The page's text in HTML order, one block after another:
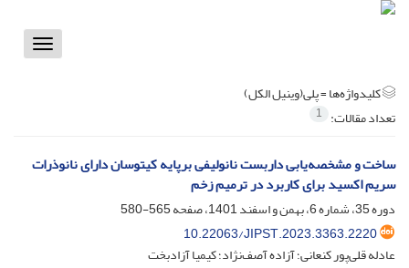
Toggle
کلیدواژه‌ها =پلی‌(وینیل الکل)
تعداد مقالات: 1
ساخت و مشخصه‌یابی داربست نانولیفی برپایه کیتوسان دارای نانوذرات
سریم اکسید برای کاربرد در ترمیم زخم
دوره 35، شماره 6، بهمن و اسفند 1401، صفحه
565-580
10.22063/JIPST.2023.3363.2220
عادله قلی‌پور کنعانی؛ آزاده آصف‌‌نژاد؛ کیمیا آزادبخت